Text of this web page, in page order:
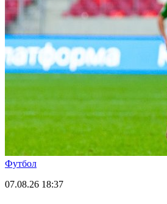
Футбол
07.08.26 18:37